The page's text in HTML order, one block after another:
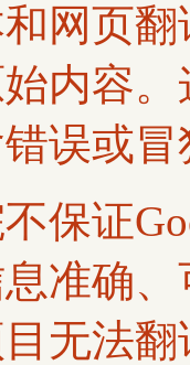
网页
内容
误或
保证
准确
无法